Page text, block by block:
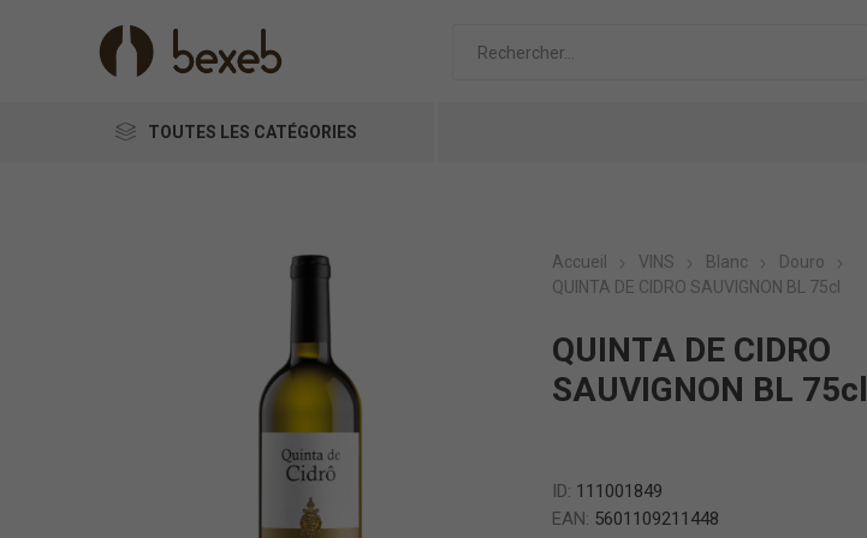
TOUTES LES CATÉGORIES
Accueil VINS Blanc
Douro
QUINTA DE CIDRO SAUVIGNON BL 75cl
QUINTA DE CIDRO
SAUVIGNON BL 75cl
ID: 111001849
EAN: 5601109211448